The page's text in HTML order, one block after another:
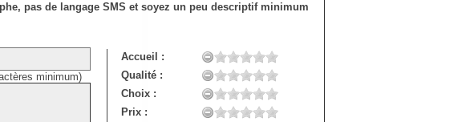
pas de langage SMS et soyez un peu descriptif minimum
minimum)
Accueil :
Qualité :
Choix :
Prix :